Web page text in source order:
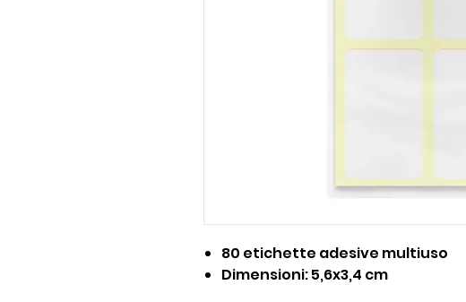
80 etichette adesive multiuso
Dimensioni: 5,6x3,4 cm